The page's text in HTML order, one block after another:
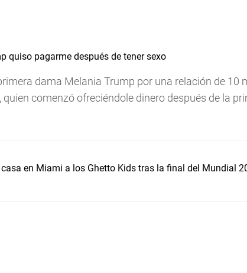
dama Melania Trump por una relación de 10
comenzó ofreciéndole dinero después de la
en Miami a los Ghetto Kids tras la final del Mundial